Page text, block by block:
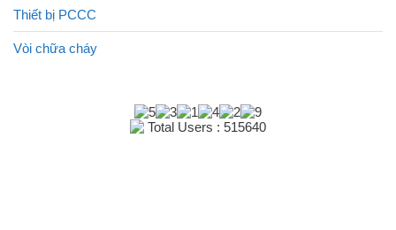
Thiết bị PCCC
Vòi chữa cháy
Total Users : 515640